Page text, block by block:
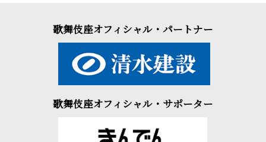
歌舞伎座オフィシャル・パートナー
歌舞伎座オフィシャル・サポーター